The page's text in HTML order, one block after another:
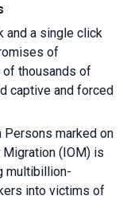
and a single click
of
of thousands of
captive and forced
Persons marked on
(IOM) is
multibillion-
into victims of